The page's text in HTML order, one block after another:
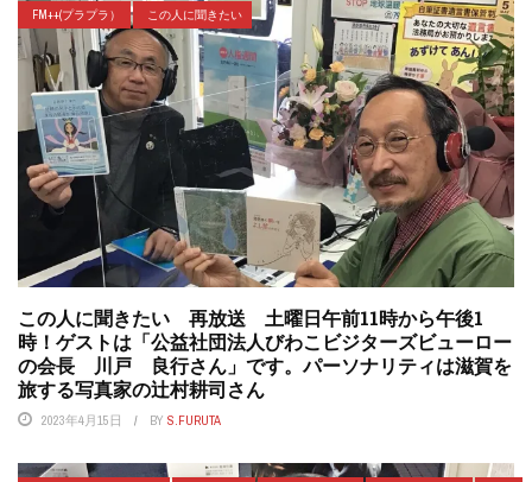
FM++(プラプラ） この人に聞きたい
この人に聞きたい 再放送 土曜日午前11時から午後1
時！ゲストは「公益社団法人びわこビジターズビューロー
の会長 川戸 良行さん」です。パーソナリティは滋賀を
旅する写真家の辻村耕司さん
2023年4月15日 BY S.FURUTA